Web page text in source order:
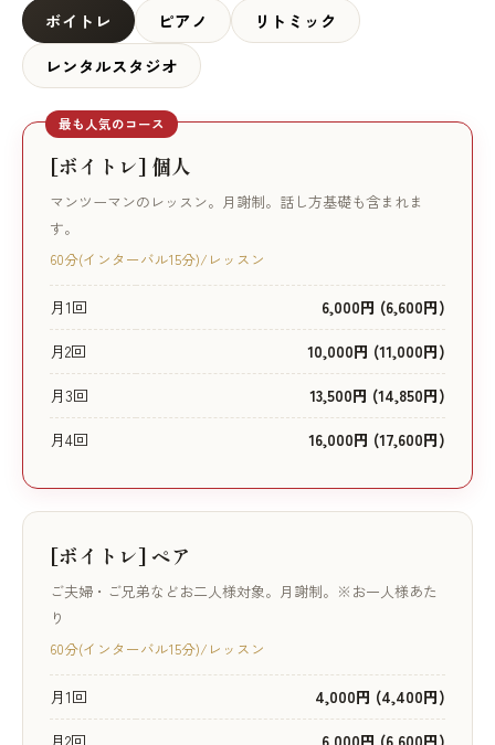
ボイトレ ピアノ
リトミック
レンタルスタジオ
最も人気のコース
[ボイトレ] 個人
マンツーマンのレッスン。月謝制。話し方基礎も含まれま
す。
60分(インターバル15分)/レッスン
月1回
6,000円 (6,600円)
月2回
10,000円 (11,000円)
月3回
13,500円 (14,850円)
月4回
16,000円 (17,600円)
[ボイトレ] ペア
ご夫婦・ご兄弟などお二人様対象。月謝制。※お一人様あた
り
60分(インターバル15分)/レッスン
月1回
4,000円 (4,400円)
月2回
6,000円 (6,600円)